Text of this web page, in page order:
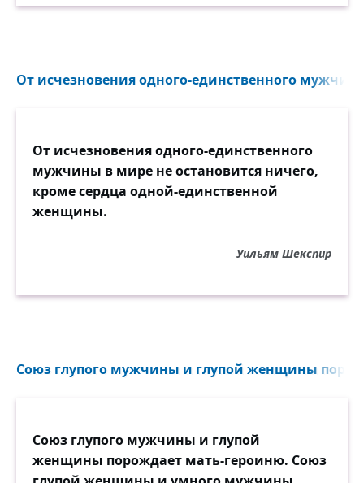
От исчезновения одного-единственного
От исчезновения одного-единственного
мужчины в мире не остановится ничего,
кроме сердца одной-единственной
женщины.
Уильям Шекспир
Союз глупого мужчины и глупой женщины
Союз глупого мужчины и глупой
женщины порождает мать-героиню. Союз